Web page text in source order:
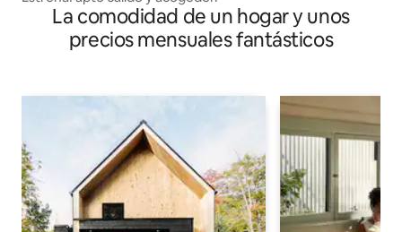
La comodidad de un hogar y unos
precios mensuales fantásticos